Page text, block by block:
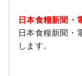
日本食糧新聞・
日本食糧新聞・
します。